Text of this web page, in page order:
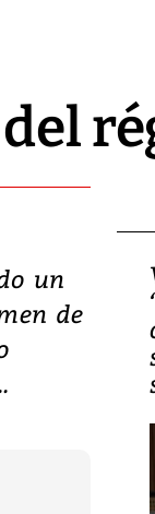
un
de